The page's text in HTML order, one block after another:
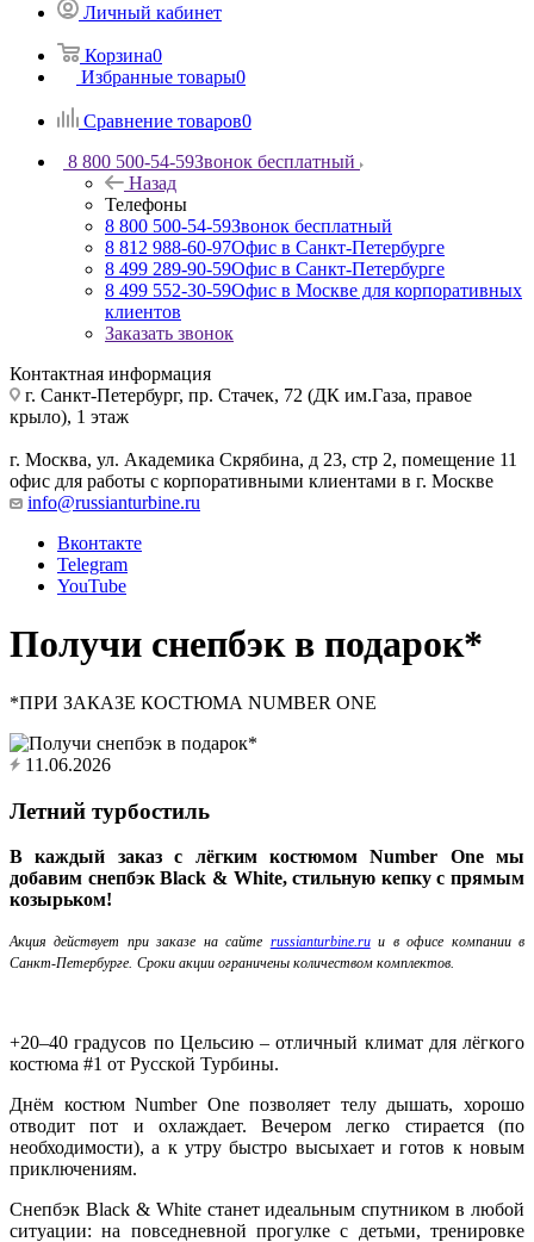
Личный кабинет
Корзина0
Избранные товары0
Сравнение товаров0
8 800 500-54-59Звонок бесплатный
Назад
Телефоны
8 800 500-54-59Звонок бесплатный
8 812 988-60-97Офис в Санкт-Петербурге
8 499 289-90-59Офис в Санкт-Петербурге
8 499 552-30-59Офис в Москве для корпоративных
клиентов
Заказать звонок
Контактная информация
г. Санкт-Петербург, пр. Стачек, 72 (ДК им.Газа, правое
крыло), 1 этаж
г. Москва, ул. Академика Скрябина, д 23, стр 2, помещение 11
офис для работы с корпоративными клиентами в г. Москве
info@russianturbine.ru
Вконтакте
Telegram
YouTube
Получи снепбэк в подарок*
*ПРИ ЗАКАЗЕ КОСТЮМА NUMBER ONE
11.06.2026
Летний турбостиль
В каждый заказ с лёгким костюмом Number One мы
добавим снепбэк Black & White, стильную кепку с прямым
козырьком!
Акция действует при заказе на сайте russianturbine.ruи в офисе компании в
Санкт-Петербурге. Сроки акции ограничены количеством комплектов.
+20–40 градусов по Цельсию – отличный климат для лёгкого
костюма #1 от Русской Турбины.
Днём костюм Number One позволяет телу дышать, хорошо
отводит пот и охлаждает. Вечером легко стирается (по
необходимости), а к утру быстро высыхает и готов к новым
приключениям.
Снепбэк Black & White станет идеальным спутником в любой
ситуации: на повседневной прогулке с детьми, тренировке